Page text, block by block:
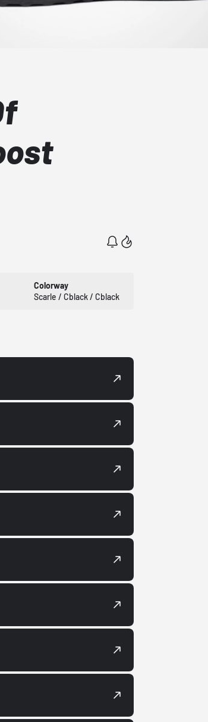
Colorway
Scarle / Cblack / Cblack